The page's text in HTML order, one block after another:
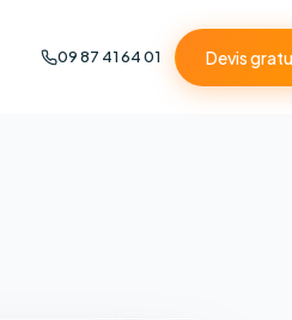
09 87 41 64 01 Devis